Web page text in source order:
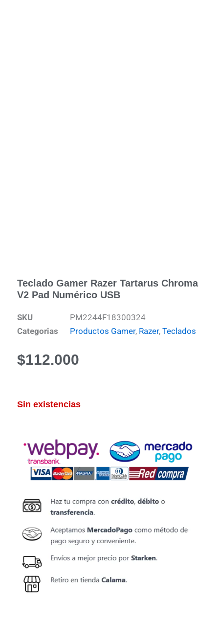
Teclado Gamer Razer Tartarus Chroma
V2 Pad Numérico USB
SKU
PM2244F18300324
Categorias
Productos Gamer, Razer, Teclados
$112.000
Sin existencias